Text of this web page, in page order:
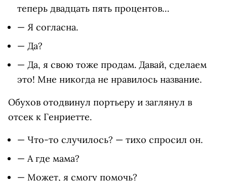
теперь двадцать пять процентов…
— Я согласна.
— Да?
— Да, я свою тоже продам. Давай, сделаем
это! Мне никогда не нравилось название.
Обухов отодвинул портьеру и заглянул в
отсек к Генриетте.
— Что-то случилось? — тихо спросил он.
— А где мама?
— Может, я смогу помочь?